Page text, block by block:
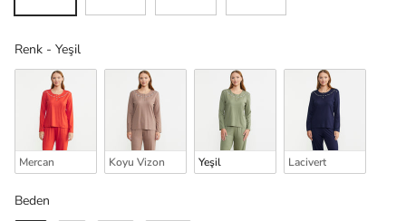
Renk - Yeşil
Mercan Koyu Vizon Yeşil Lacivert
Beden
Beden